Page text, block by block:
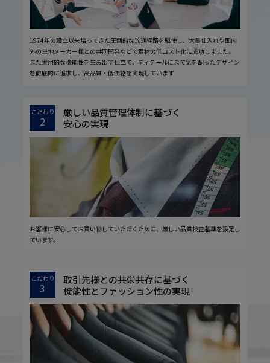
1974年の設立以来培ってきた圧倒的な流通経路を駆使し、大量仕入れや国内
外の生地メーカー様との共同開発などで素材の低コスト化に成功しました。
また実用的な機能性を生み出す仕立て、ディテールにまで気を配ったデザイン
を徹底的に追求し、高品質・低価格を実現しています
こだわり
2
厳しい品質管理体制に基づく
安心の実現
お客様に安心してお買い物していただくために、厳しい品質検査基準を設定し
ています。
こだわり
3
取引先様との共栄共存に基づく
機能性とファッション性の実現